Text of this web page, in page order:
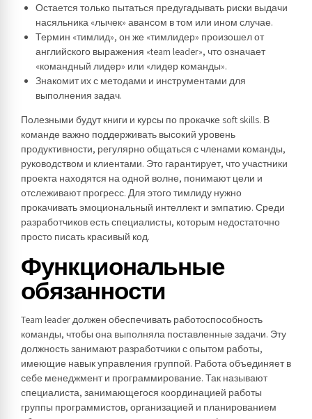
Остается только пытаться предугадывать риски выдачи
насяльника «лычек» авансом в том или ином случае.
Термин «тимлид», он же «тимлидер» произошел от
английского выражения «team leader», что означает
«командный лидер» или «лидер команды».
Знакомит их с методами и инструментами для
выполнения задач.
Полезными будут книги и курсы по прокачке soft skills. В
команде важно поддерживать высокий уровень
продуктивности, регулярно общаться с членами команды,
руководством и клиентами. Это гарантирует, что участники
проекта находятся на одной волне, понимают цели и
отслеживают прогресс. Для этого тимлиду нужно
прокачивать эмоциональный интеллект и эмпатию. Среди
разработчиков есть специалисты, которым недостаточно
просто писать красивый код.
Функциональные
обязанности
Team leader должен обеспечивать работоспособность
команды, чтобы она выполняла поставленные задачи. Эту
должность занимают разработчики с опытом работы,
имеющие навык управления группой. Работа объединяет в
себе менеджмент и программирование. Так называют
специалиста, занимающегося координацией работы
группы программистов, организацией и планированием